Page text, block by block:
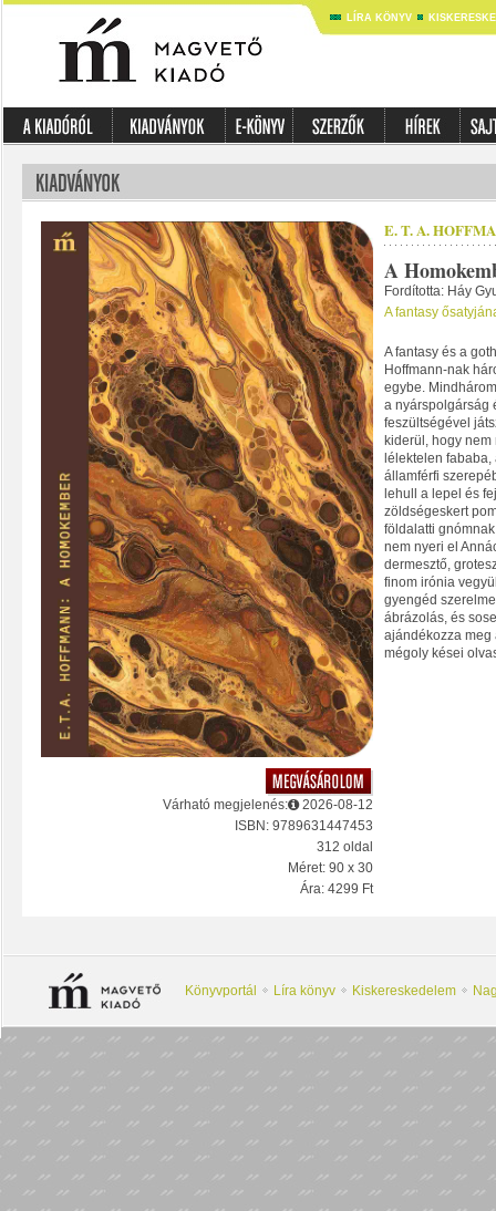
LÍRA KÖNYV
Várható megjelenés:
2026-08-12
ISBN: 9789631447453
312 oldal
Méret: 90 x 30
Ára: 4299 Ft
E. T. A.
A
Fordította: Háy
A fantasy
A fantasy és a
Hoffmann-nak
egybe.
a nyárspolgárság
feszültségével
kiderül, hogy
lélektelen
államférfi
lehull a lepel és
zöldségeskert
földalatti
nem nyeri el
dermesztő,
finom irónia
gyengéd
ábrázolás, és
ajándékozza meg
mégoly kései
Könyvportál Líra könyv Kiskereskedelem